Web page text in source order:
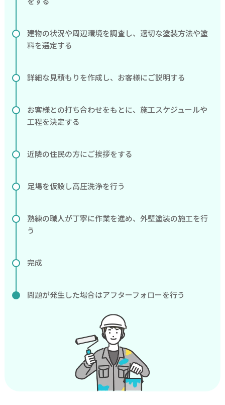
建物の状況や周辺環境を調査し、適切な塗装方法や塗
料を選定する
詳細な見積もりを作成し、お客様にご説明する
お客様との打ち合わせをもとに、施工スケジュールや
工程を決定する
近隣の住民の方にご挨拶をする
足場を仮設し高圧洗浄を行う
熟練の職人が丁寧に作業を進め、外壁塗装の施工を行
う
完成
問題が発生した場合はアフターフォローを行う